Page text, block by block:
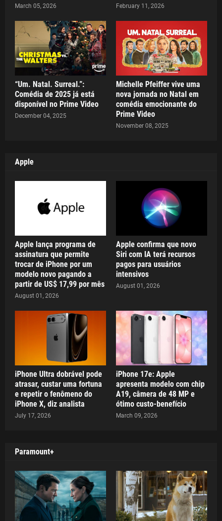
March 05, 2026 February 11, 2026
“Um. Natal. Surreal.”:
Comédia de 2025 já está
disponível no Prime Video
December 04, 2025
Michelle Pfeiffer vive uma
nova jornada no Natal em
comédia emocionante do
Prime Video
November 08, 2025
Apple
Apple lança programa de
assinatura que permite
trocar de iPhone por um
modelo novo pagando a
partir de US$ 17,99 por mês
August 01, 2026
Apple confirma que novo
Siri com IA terá recursos
pagos para usuários
intensivos
August 01, 2026
iPhone Ultra dobrável pode
atrasar, custar uma fortuna
e repetir o fenômeno do
iPhone X, diz analista
July 17, 2026
iPhone 17e: Apple
apresenta modelo com chip
A19, câmera de 48 MP e
ótimo custo-benefício
March 09, 2026
Paramount+